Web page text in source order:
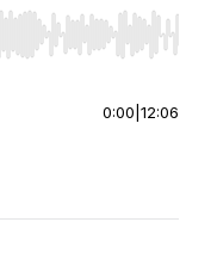
Home/End to jump to
0:00 12:06